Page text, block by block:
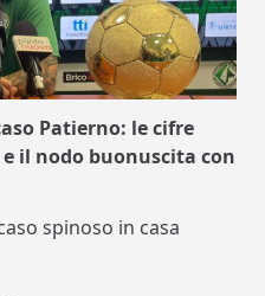
Patierno: le cifre
il nodo buonuscita con
spinoso in casa